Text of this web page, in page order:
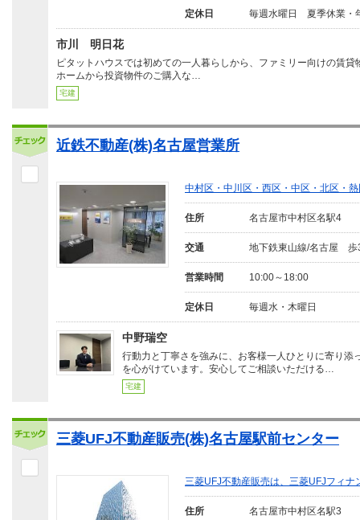
定休日 毎週水曜日 夏季休業・
市川 明日花
ピタットハウスでは初めての一人暮らしから、ファミリー向けの賃貸
ホームから投資物件のご購入な…
宅建
近鉄不動産(株)名古屋営業所
中村区・中川区・西区・中区・北区・
住所 名古屋市中村区名駅4
交通 地下鉄東山線/名古屋 歩
営業時間 10:00～18:00
定休日 毎週水・木曜日
中野瑞空
行動力と丁寧さを強みに、お客様一人ひとりに寄り添
を心がけています。安心してご相談いただける…
宅建
三菱UFJ不動産販売(株)名古屋駅前センター
三菱UFJ不動産販売は、三菱UFJフィ
住所 名古屋市中村区名駅3